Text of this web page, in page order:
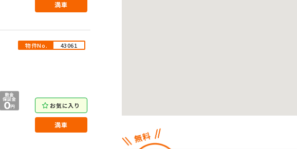
満車
物件No. 43061
お気に入り
満車